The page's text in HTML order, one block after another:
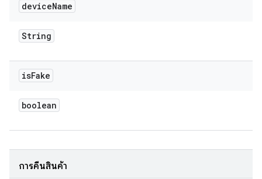
deviceName
String
isFake
boolean
การคืนสินค้า